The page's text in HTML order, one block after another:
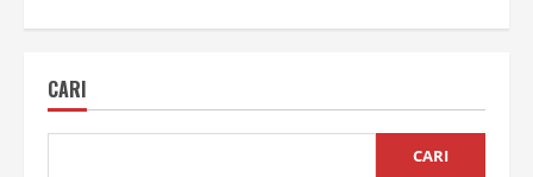
Fondasi
Interior
CARI
CARI